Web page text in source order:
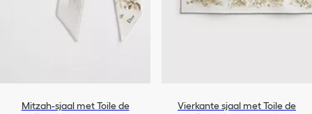
Mitzah-sjaal met Toile de
Vierkante sjaal met Toile de